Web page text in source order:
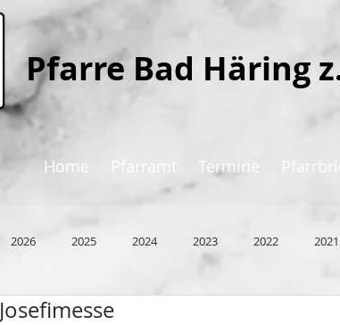
Pfarre Bad Häring
Home Pfarramt Termine
2026 2025 2024 2023 2022 2021
Josefimesse